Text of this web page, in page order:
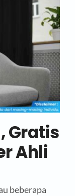
Gratis
Ahli
beberapa